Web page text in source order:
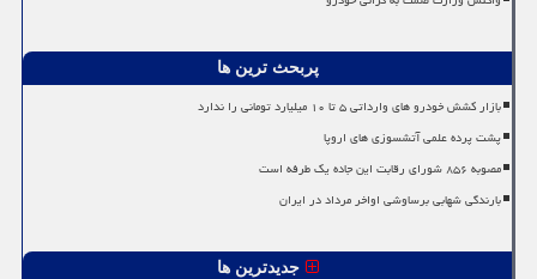
پربحث ترین ها
بازار کشش خودرو های وارداتی ۵ تا ۱۰ میلیارد تومانی را ندارد
پشت پرده علمی آتشسوزی های اروپا
مصوبه ۸۵۶ شورای رقابت این جاده یک طرفه است
بارندگی شهابی برساوشی اواخر مرداد در ایران
جدیدترین ها